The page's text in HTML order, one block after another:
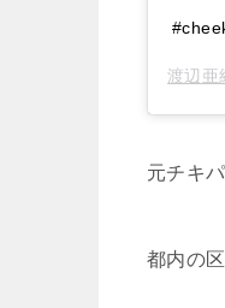
渡辺亜
元チキ
都内の